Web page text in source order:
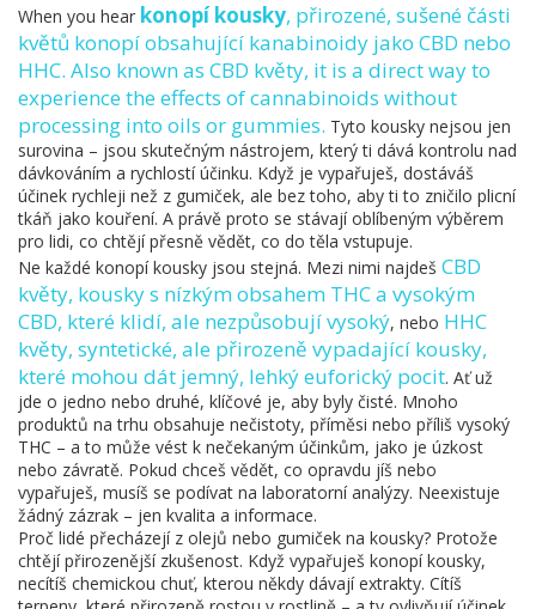
When you hear konopí kousky, přirozené, sušené části
květů konopí obsahující kanabinoidy jako CBD nebo
HHC. Also known as CBD květy, it is a direct way to
experience the effects of cannabinoids without
processing into oils or gummies. Tyto kousky nejsou jen
surovina – jsou skutečným nástrojem, který ti dává kontrolu nad
dávkováním a rychlostí účinku. Když je vypařuješ, dostáváš
účinek rychleji než z gumiček, ale bez toho, aby ti to zničilo plicní
tkáň jako kouření. A právě proto se stávají oblíbeným výběrem
pro lidi, co chtějí přesně vědět, co do těla vstupuje.
Ne každé konopí kousky jsou stejná. Mezi nimi najdeš CBD
květy, kousky s nízkým obsahem THC a vysokým
CBD, které klidí, ale nezpůsobují vysoký, nebo HHC
květy, syntetické, ale přirozeně vypadající kousky,
které mohou dát jemný, lehký euforický pocit. Ať už
jde o jedno nebo druhé, klíčové je, aby byly čisté. Mnoho
produktů na trhu obsahuje nečistoty, příměsi nebo příliš vysoký
THC – a to může vést k nečekaným účinkům, jako je úzkost
nebo závratě. Pokud chceš vědět, co opravdu jíš nebo
vypařuješ, musíš se podívat na laboratorní analýzy. Neexistuje
žádný zázrak – jen kvalita a informace.
Proč lidé přecházejí z olejů nebo gumiček na kousky? Protože
chtějí přirozenější zkušenost. Když vypařuješ konopí kousky,
necítíš chemickou chuť, kterou někdy dávají extrakty. Cítíš